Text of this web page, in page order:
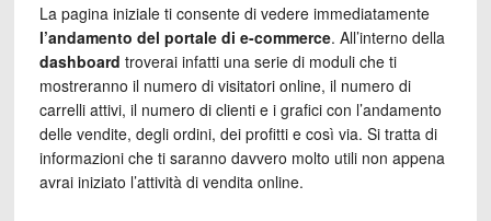
La pagina iniziale ti consente di vedere immediatamente
l’andamento del portale di e-commerce. All’interno della
dashboard troverai infatti una serie di moduli che ti
mostreranno il numero di visitatori online, il numero di
carrelli attivi, il numero di clienti e i grafici con l’andamento
delle vendite, degli ordini, dei profitti e così via. Si tratta di
informazioni che ti saranno davvero molto utili non appena
avrai iniziato l’attività di vendita online.